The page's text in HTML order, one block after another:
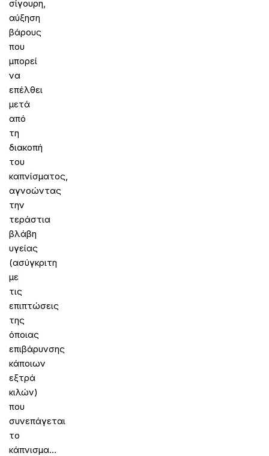
σίγουρη,
αύξηση
βάρους
που
μπορεί
να
επέλθει
μετά
από
τη
διακοπή
του
καπνίσματος,
αγνοώντας
την
τεράστια
βλάβη
υγείας
(ασύγκριτη
με
τις
επιπτώσεις
της
όποιας
επιβάρυνσης
κάποιων
εξτρά
κιλών)
που
συνεπάγεται
το
κάπνισμα…